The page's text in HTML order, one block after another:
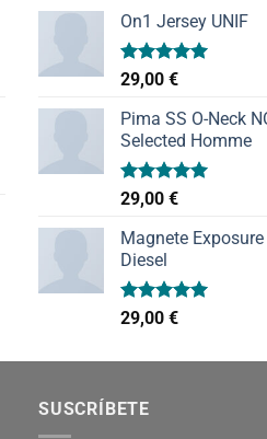
On1 Jersey UNIF
Valorado
con
de 5
29,00 €
Pima SS O-Neck
Selected Homme
Valorado
con
de 5
29,00 €
Magnete Exposure
Diesel
Valorado
con
29,00 €
SUSCRÍBETE